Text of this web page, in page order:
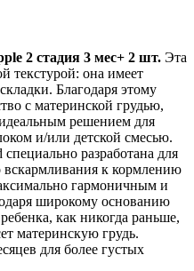
2 стадия 3 мес+ 2 шт. Эта
текстурой: она имеет
Благодаря этому
с материнской грудью,
решением для
и/или детской смесью.
разработана для
вскармливания к кормлению
гармоничным и
широкому основанию
как никогда раньше,
материнскую грудь.
для более густых